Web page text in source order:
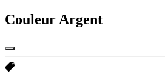
CouleurArgent